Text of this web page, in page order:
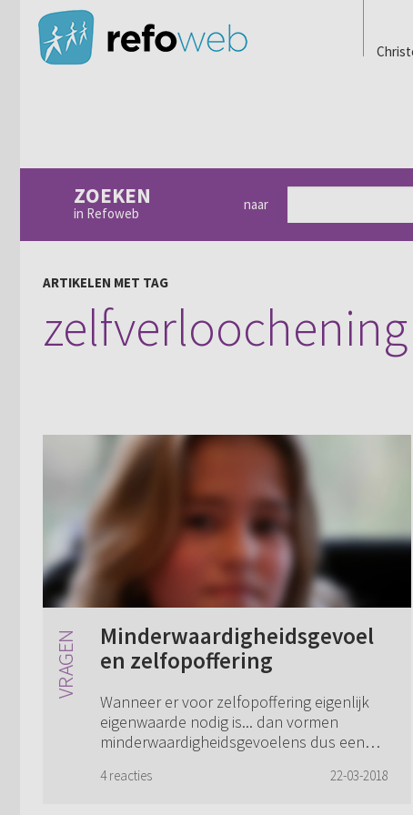
ZOEKEN
in Refoweb
naar
ARTIKELEN MET TAG
zelfverloochening
Minderwaardigheidsgevoel
en zelfopoffering
Wanneer er voor zelfopoffering eigenlijk
eigenwaarde nodig is... dan vormen
minderwaardigheidsgevoelens dus een
zolang worstel ik met die gevoelens. Toch
4 reacties 22-03-2018